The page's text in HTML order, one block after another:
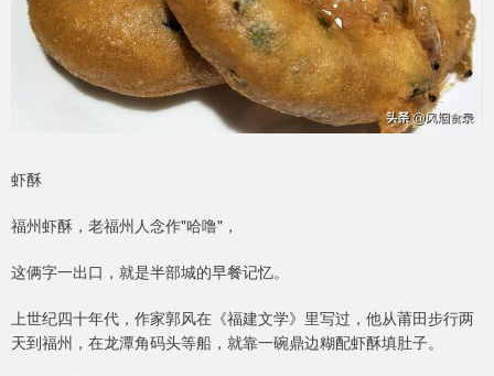
虾酥
福州虾酥，老福州人念作"哈噜"，
这俩字一出口，就是半部城的早餐记忆。
上世纪四十年代，作家郭风在《福建文学》里写过，他从莆田步行两
天到福州，在龙潭角码头等船，就靠一碗鼎边糊配虾酥填肚子。